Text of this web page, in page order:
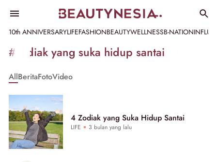
10th ANNIVERSARYLIFEFASHIONBEAUTYWELLNESSB-NATION
Informasi
[GET_DATA_TITLE]
Beautynesia
#zodiak yang suka hidup santai
AllBeritaFotoVideo
4 Zodiak yang Suka Hidup Santai
LIFE 3 bulan yang lalu